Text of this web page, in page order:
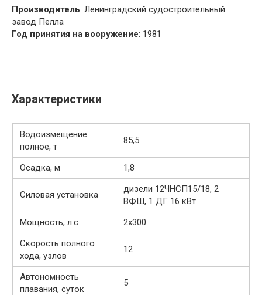
Производитель: Ленинградский судостроительный
завод Пелла
Год принятия на вооружение: 1981
Характеристики
Водоизмещение
полное, т
85,5
Осадка, м 1,8
Силовая установка
дизели 12ЧНСП15/18, 2
ВФШ, 1 ДГ 16 кВт
Мощность, л.с
2х300
Скорость полного
хода, узлов
12
Автономность
плавания, суток
5